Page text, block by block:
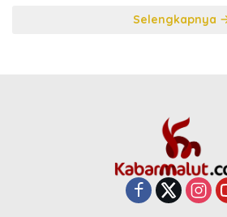
Selengkapnya